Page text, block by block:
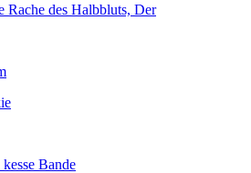
Rache des Halbbluts, Der
Bande